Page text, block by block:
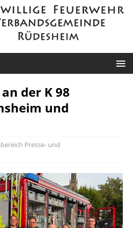
der K 98
und
Presse- und